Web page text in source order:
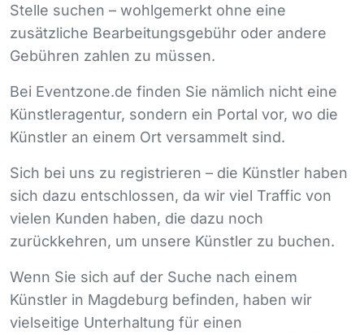
Stelle suchen – wohlgemerkt ohne eine
zusätzliche Bearbeitungsgebühr oder andere
Gebühren zahlen zu müssen.
Bei Eventzone.de finden Sie nämlich nicht eine
Künstleragentur, sondern ein Portal vor, wo die
Künstler an einem Ort versammelt sind.
Sich bei uns zu registrieren – die Künstler haben
sich dazu entschlossen, da wir viel Traffic von
vielen Kunden haben, die dazu noch
zurückkehren, um unsere Künstler zu buchen.
Wenn Sie sich auf der Suche nach einem
Künstler in Magdeburg befinden, haben wir
vielseitige Unterhaltung für einen